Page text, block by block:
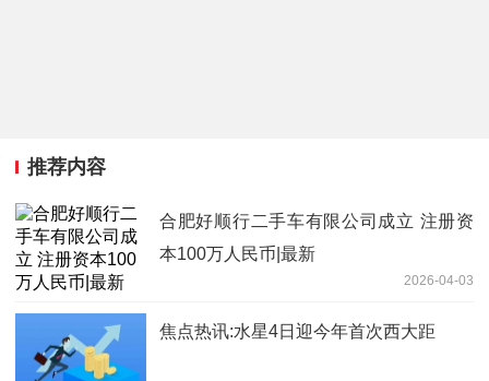
推荐内容
合肥好顺行二手车有限公司成立 注册资
本100万人民币|最新
2026-04-03
焦点热讯:水星4日迎今年首次西大距